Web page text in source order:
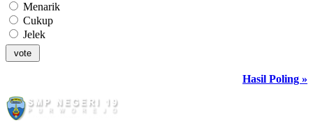
Menarik
Cukup
Jelek
Hasil Poling »